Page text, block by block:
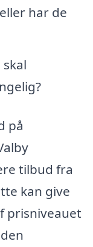
har de
på
tilbud fra
kan give
prisniveauet